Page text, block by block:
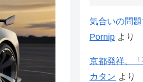
気合いの問
Pornip より
京都発祥、
カタン より